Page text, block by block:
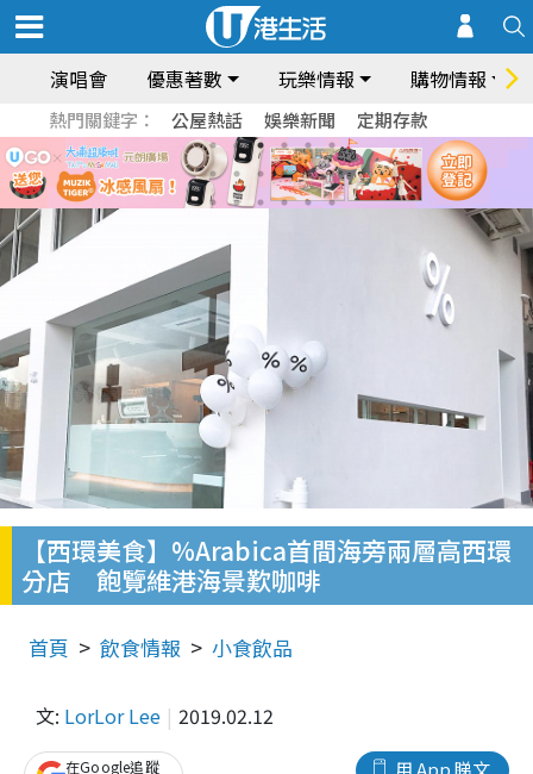
演唱會 優惠著數 玩樂情報 購物情報
熱門關鍵字： 公屋熱話 娛樂新聞 定期存款
【西環美食】%Arabica首間海旁兩層高西環
分店 飽覽維港海景歎咖啡
首頁 飲食情報 小食飲品
文: LorLor Lee 2019.02.12
用 App 睇文
在Google追蹤